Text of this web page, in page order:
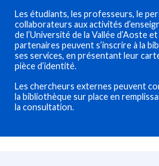
Les étudiants, les professeurs, le
collaborateurs aux activités
de l’Université de la Vallée d’Aoste
partenaires peuvent s’inscrire à la
ses services, en présentant leur
pièce d’identité.
Les chercheurs externes peuvent
la bibliothèque sur place en
la consultation.